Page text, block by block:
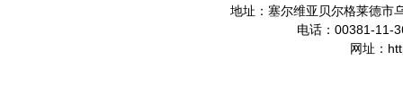
地址：塞尔维亚贝尔格莱德市
电话： 00381-11-
网址：